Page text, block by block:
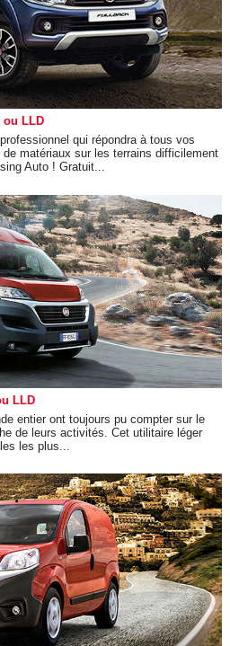
ou LLD
qui répondra à tous vos
matériaux sur les terrains difficilement
Auto ! Gratuit...
LLD
entier ont toujours pu compter sur le
de leurs activités. Cet utilitaire léger
les plus...